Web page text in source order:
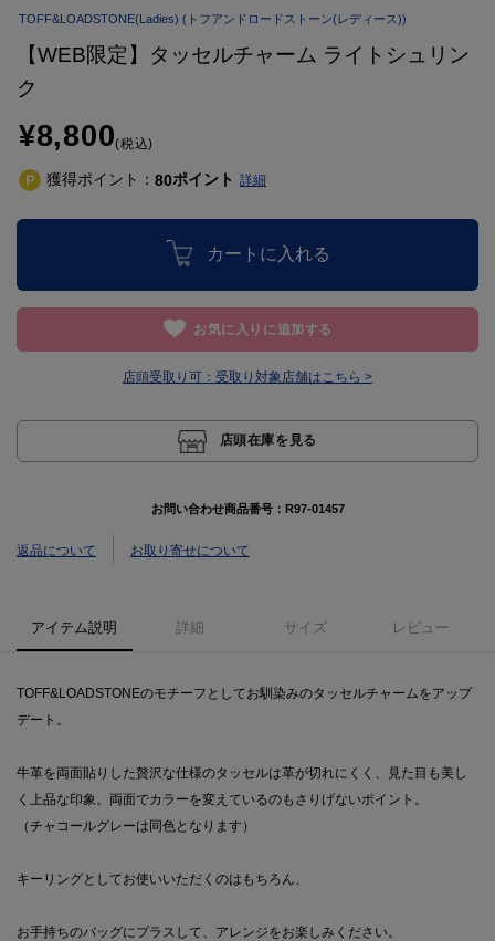
TOFF&LOADSTONE(Ladies) (トフアンドロードストーン(レディース))
【WEB限定】タッセルチャーム ライトシュリン
ク
¥8,800(税込)
獲得ポイント： 80ポイント 詳細
カートに入れる
お気に入りに追加する
店頭受取り可： 受取り対象店舗はこちら >
店頭在庫を見る
お問い合わせ商品番号： R97-01457
返品について お取り寄せについて
アイテム説明 詳細 サイズ レビュー
TOFF&LOADSTONEのモチーフとしてお馴染みのタッセルチャームをアップ
デート。
牛革を両面貼りした贅沢な仕様のタッセルは革が切れにくく、見た目も美し
く上品な印象。両面でカラーを変えているのもさりげないポイント。
（チャコールグレーは同色となります）
キーリングとしてお使いいただくのはもちろん、
お手持ちのバッグにプラスして、アレンジをお楽しみください。